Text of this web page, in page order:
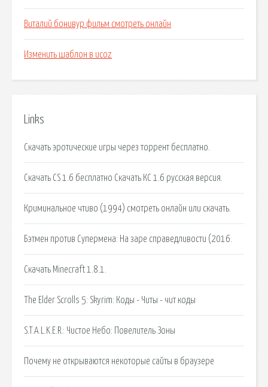
Виталий бонивур фильм смотреть онлайн
Изменить шаблон в ucoz
Links
Скачать эротические игры через торрент бесплатно.
Скачать CS 1.6 бесплатно Скачать КС 1.6 русская версия.
Криминальное чтиво (1994) смотреть онлайн или скачать.
Бэтмен против Супермена: На заре справедливости (2016.
Скачать Minecraft 1.8.1.
The Elder Scrolls 5: Skyrim: Коды - Читы - чит коды
S.T.A.L.K.E.R.: Чистое Небо: Повелитель Зоны
Почему не открываются некоторые сайты в браузере